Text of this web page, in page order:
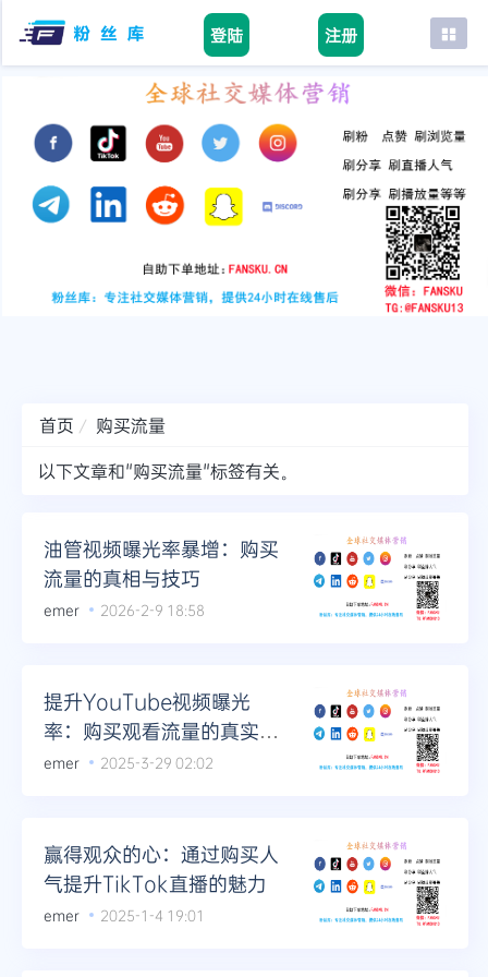
登陆 注册
首页
tiktok
youtube
instagram
首页
购买流量
以下文章和"购买流量"标签有关。
油管视频曝光率暴增：购买
流量的真相与技巧
emer 2026-2-9 18:58
提升YouTube视频曝光
率：购买观看流量的真实效
果
emer 2025-3-29 02:02
赢得观众的心：通过购买人
气提升TikTok直播的魅力
emer 2025-1-4 19:01